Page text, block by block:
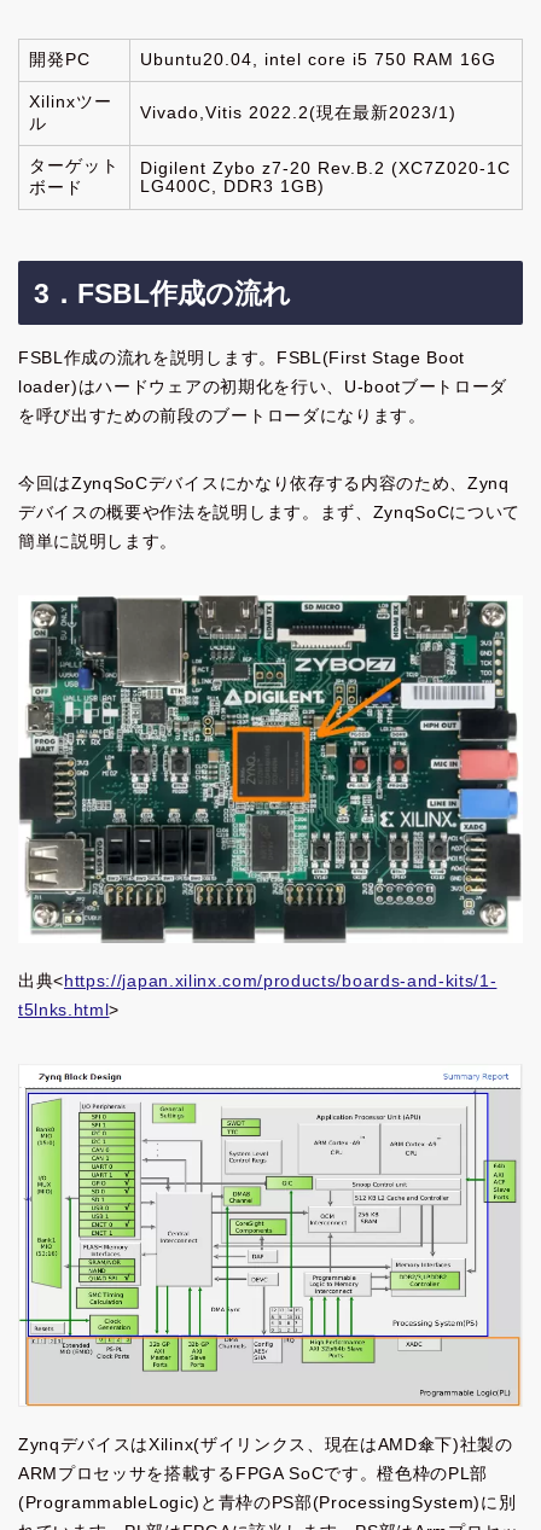
開発PC Ubuntu20.04, intel core i5 750 RAM 16G
Xilinxツー
ル
Vivado,Vitis 2022.2(現在最新2023/1)
ターゲット
ボード
Digilent Zybo z7-20 Rev.B.2 (XC7Z020-1C
LG400C, DDR3 1GB)
3．FSBL作成の流れ
FSBL作成の流れを説明します。FSBL(First Stage Boot
loader)はハードウェアの初期化を行い、U-bootブートローダ
を呼び出すための前段のブートローダになります。
今回はZynqSoCデバイスにかなり依存する内容のため、Zynq
デバイスの概要や作法を説明します。まず、ZynqSoCについて
簡単に説明します。
出典< https://japan.xilinx.com/products/boards-and-kits/1-
t5lnks.html>
ZynqデバイスはXilinx(ザイリンクス、現在はAMD傘下)社製の
ARMプロセッサを搭載するFPGA SoCです。橙色枠のPL部
(ProgrammableLogic)と青枠のPS部(ProcessingSystem)に別